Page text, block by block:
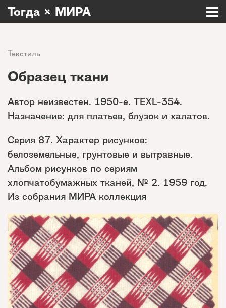
Тогда × МИРА
Текстиль
Образец ткани
Автор неизвестен. 1950-е. TEXL-354.
Назначение: для платьев, блузок и халатов.
Серия 87. Характер рисунков:
белоземельные, грунтовые и вытравные.
Альбом рисунков по сериям
хлопчатобумажных тканей, № 2. 1959 год.
Из собрания МИРА коллекция